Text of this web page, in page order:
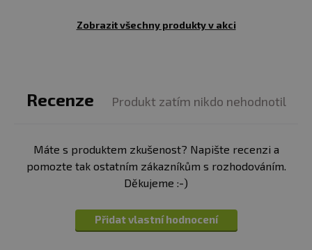
Zobrazit všechny produkty v akci
Recenze Produkt zatím nikdo nehodnotil
Máte s produktem zkušenost? Napište recenzi a
pomozte tak ostatním zákazníkům s rozhodováním.
Děkujeme :-)
Přidat vlastní hodnocení